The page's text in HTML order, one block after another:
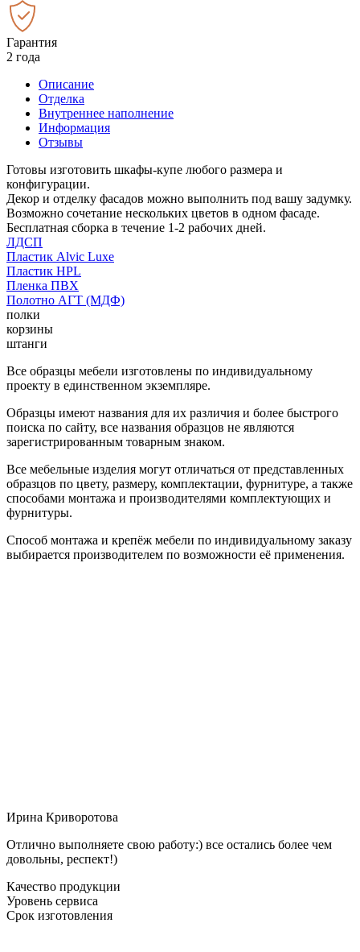
Гарантия
2 года
Описание
Отделка
Внутреннее наполнение
Информация
Отзывы
Готовы изготовить шкафы-купе любого размера и
конфигурации.
Декор и отделку фасадов можно выполнить под вашу задумку.
Возможно сочетание нескольких цветов в одном фасаде.
Бесплатная сборка в течение 1-2 рабочих дней.
ЛДСП
Пластик Alvic Luxe
Пластик HPL
Пленка ПВХ
Полотно АГТ (МДФ)
полки
корзины
штанги
Все образцы мебели изготовлены по индивидуальному
проекту в единственном экземпляре.
Образцы имеют названия для их различия и более быстрого
поиска по сайту, все названия образцов не являются
зарегистрированным товарным знаком.
Все мебельные изделия могут отличаться от представленных
образцов по цвету, размеру, комплектации, фурнитуре, а также
способами монтажа и производителями комплектующих и
фурнитуры.
Способ монтажа и крепёж мебели по индивидуальному заказу
выбирается производителем по возможности её применения.
Ирина Криворотова
Отлично выполняете свою работу:) все остались более чем
довольны, респект!)
Качество продукции
Уровень сервиса
Срок изготовления